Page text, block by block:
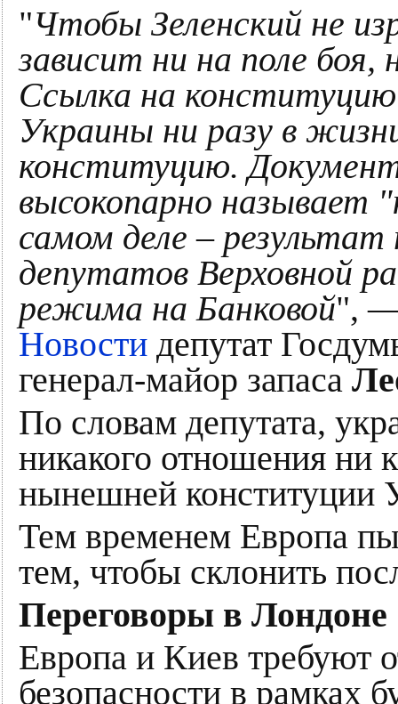
"Чтобы Зеленский не
зависит ни на поле
Ссылка на
Украины ни разу в
конституцию.
высокопарно называет
самом деле –
депутатов Верховной
режима на Банковой", —
Новости депутат
генерал-майор запаса
По словам депутата,
никакого отношения
нынешней конституции
Тем временем Европа
тем, чтобы склонить
Переговоры в Лондоне
Европа и Киев требуют
безопасности в рамках